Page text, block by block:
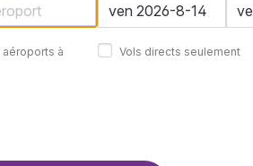
aéroports à
Vols directs seulement